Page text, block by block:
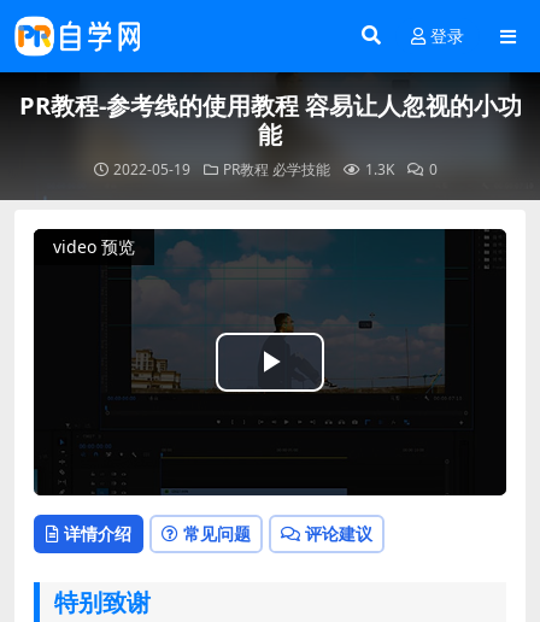
登录
PR教程-参考线的使用教程 容易让人忽视的小功
能
2022-05-19 PR教程 必学技能 1.3K 0
video 预览
Play
详情介绍 常见问题 评论建议
特别致谢